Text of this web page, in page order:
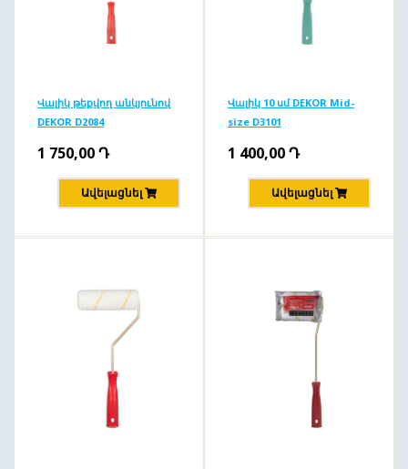
Վալիկ թեքվող անկյունով
DEKOR D2084
1 750,00Դ
Ավելացնել
Վալիկ 10 սմ DEKOR Mid-
size D3101
1 400,00Դ
Ավելացնել